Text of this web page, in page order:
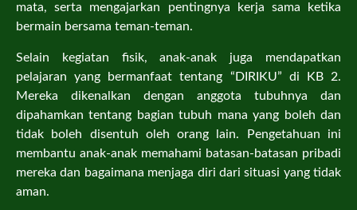
mata, serta mengajarkan pentingnya kerja sama ketika
bermain bersama teman-teman.
Selain kegiatan fisik, anak-anak juga mendapatkan
pelajaran yang bermanfaat tentang “DIRIKU” di KB 2.
Mereka dikenalkan dengan anggota tubuhnya dan
dipahamkan tentang bagian tubuh mana yang boleh dan
tidak boleh disentuh oleh orang lain. Pengetahuan ini
membantu anak-anak memahami batasan-batasan pribadi
mereka dan bagaimana menjaga diri dari situasi yang tidak
aman.